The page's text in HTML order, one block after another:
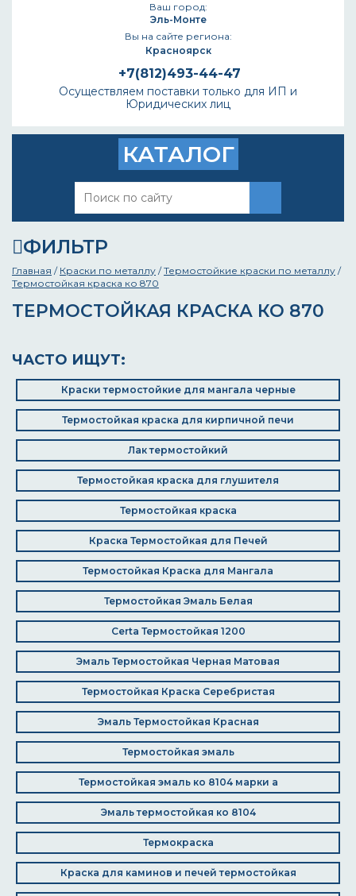
Ваш город:
Эль-Монте
Вы на сайте региона:
Красноярск
+7(812)493-44-47
Осуществляем поставки только для ИП и
Юридических лиц
КАТАЛОГ
ФИЛЬТР
Главная / Краски по металлу /Термостойкие краски по металлу /
Термостойкая краска ко 870
ТЕРМОСТОЙКАЯ КРАСКА КО 870
ЧАСТО ИЩУТ:
Краски термостойкие для мангала черные
Термостойкая краска для кирпичной печи
Лак термостойкий
Термостойкая краска для глушителя
Термостойкая краска
Краска Термостойкая для Печей
Термостойкая Краска для Мангала
Термостойкая Эмаль Белая
Certa Термостойкая 1200
Эмаль Термостойкая Черная Матовая
Термостойкая Краска Серебристая
Эмаль Термостойкая Красная
Термостойкая эмаль
Термостойкая эмаль ко 8104 марки а
Эмаль термостойкая ко 8104
Термокраска
Краска для каминов и печей термостойкая